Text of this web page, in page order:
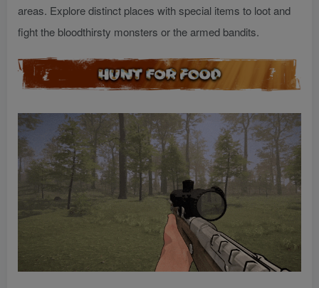
areas. Explore distinct places with special items to loot and
fight the bloodthirsty monsters or the armed bandits.